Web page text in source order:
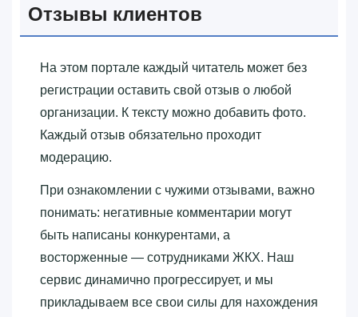
Отзывы клиентов
На этом портале каждый читатель может без
регистрации оставить свой отзыв о любой
организации. К тексту можно добавить фото.
Каждый отзыв обязательно проходит
модерацию.
При ознакомлении с чужими отзывами, важно
понимать: негативные комментарии могут
быть написаны конкурентами, а
восторженные — сотрудниками ЖКХ. Наш
сервис динамично прогрессирует, и мы
прикладываем все свои силы для нахождения